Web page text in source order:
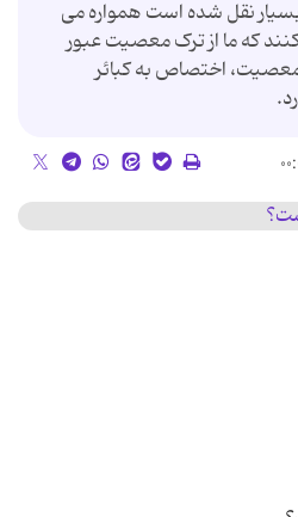
نقل شده است همواره می
که ما از ترک معصیت عبور
معصیت، اختصاص به کبائر